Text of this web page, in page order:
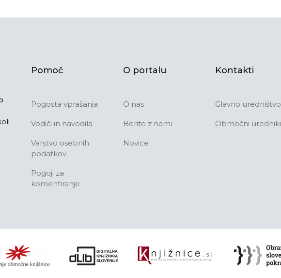
–
Pomoč
Pogosta vprašanja
Vodiči in navodila
Varstvo osebnih
podatkov
Pogoji za
komentiranje
O portalu
O nas
Berite z nami
Novice
Kontakti
Glavno uredništvo
Območni uredniki